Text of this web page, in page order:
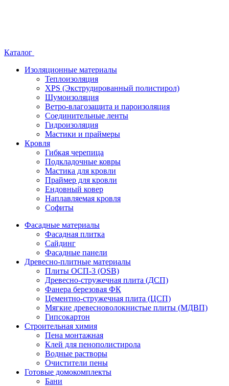
Каталог
Изоляционные материалы
Теплоизоляция
XPS (Экструдированный полистирол)
Шумоизоляция
Ветро-влагозащита и пароизоляция
Соединительные ленты
Гидроизоляция
Мастики и праймеры
Кровля
Гибкая черепица
Подкладочные ковры
Мастика для кровли
Праймер для кровли
Ендовный ковер
Наплавляемая кровля
Софиты
Фасадные материалы
Фасадная плитка
Сайдинг
Фасадные панели
Древесно-плитные материалы
Плиты ОСП-3 (OSB)
Древесно-стружечная плита (ДСП)
Фанера березовая ФК
Цементно-стружечная плита (ЦСП)
Мягкие древесноволокнистые плиты (МДВП)
Гипсокартон
Строительная химия
Пена монтажная
Клей для пенополистирола
Водные растворы
Очистители пены
Готовые домокомплекты
Бани